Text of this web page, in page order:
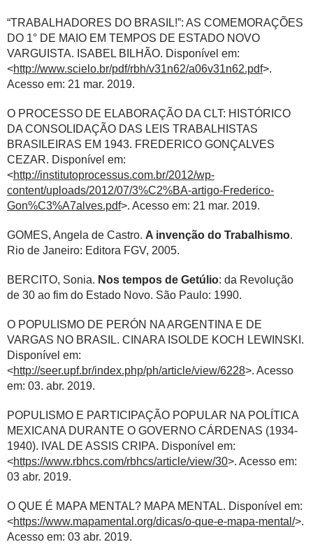
“TRABALHADORES DO BRASIL!”: AS COMEMORAÇÕES
DO 1° DE MAIO EM TEMPOS DE ESTADO NOVO
VARGUISTA. ISABEL BILHÃO. Disponível em:
<http://www.scielo.br/pdf/rbh/v31n62/a06v31n62.pdf>.
Acesso em: 21 mar. 2019.
O PROCESSO DE ELABORAÇÃO DA CLT: HISTÓRICO
DA CONSOLIDAÇÃO DAS LEIS TRABALHISTAS
BRASILEIRAS EM 1943. FREDERICO GONÇALVES
CEZAR. Disponível em:
<http://institutoprocessus.com.br/2012/wp-
content/uploads/2012/07/3%C2%BA-artigo-Frederico-
Gon%C3%A7alves.pdf>. Acesso em: 21 mar. 2019.
GOMES, Angela de Castro. A invenção do Trabalhismo.
Rio de Janeiro: Editora FGV, 2005.
BERCITO, Sonia. Nos tempos de Getúlio: da Revolução
de 30 ao fim do Estado Novo. São Paulo: 1990.
O POPULISMO DE PERÓN NA ARGENTINA E DE
VARGAS NO BRASIL. CINARA ISOLDE KOCH LEWINSKI.
Disponível em:
<http://seer.upf.br/index.php/ph/article/view/6228>. Acesso
em: 03. abr. 2019.
POPULISMO E PARTICIPAÇÃO POPULAR NA POLÍTICA
MEXICANA DURANTE O GOVERNO CÁRDENAS (1934-
1940). IVAL DE ASSIS CRIPA. Disponível em:
<https://www.rbhcs.com/rbhcs/article/view/30>. Acesso em:
03 abr. 2019.
O QUE É MAPA MENTAL? MAPA MENTAL. Disponível em:
<https://www.mapamental.org/dicas/o-que-e-mapa-mental/>.
Acesso em: 03 abr. 2019.